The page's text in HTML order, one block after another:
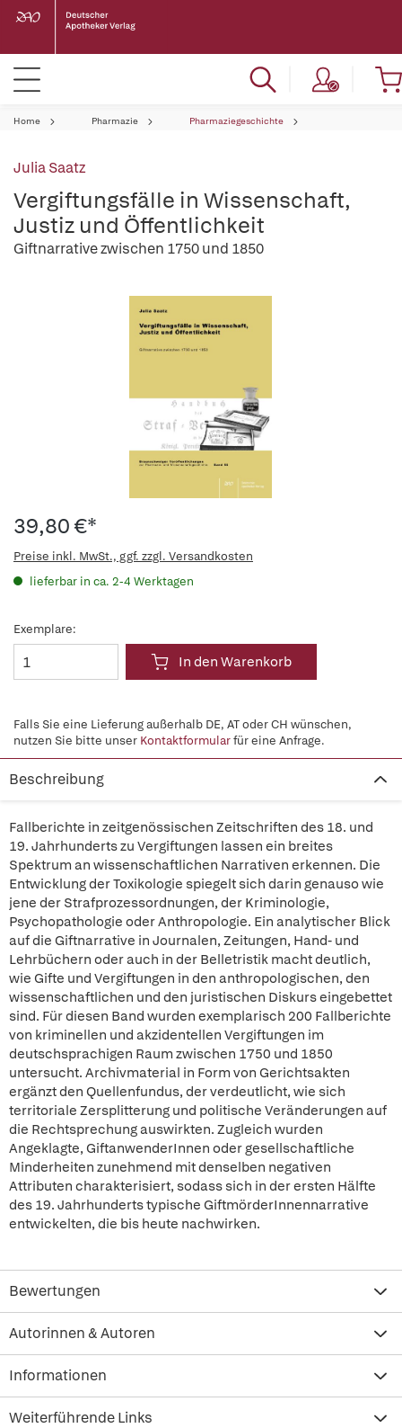
Home Pharmazie Pharmaziegeschichte
Julia Saatz
Vergiftungsfälle in Wissenschaft,
Justiz und Öffentlichkeit
Giftnarrative zwischen 1750 und 1850
39,80 €*
Preise inkl. MwSt., ggf. zzgl. Versandkosten
lieferbar in ca. 2-4 Werktagen
Exemplare:
In den Warenkorb
Falls Sie eine Lieferung außerhalb DE, AT oder CH wünschen,
nutzen Sie bitte unser Kontaktformularfür eine Anfrage.
Beschreibung
Fallberichte in zeitgenössischen Zeitschriften des 18. und
19. Jahrhunderts zu Vergiftungen lassen ein breites
Spektrum an wissenschaftlichen Narrativen erkennen. Die
Entwicklung der Toxikologie spiegelt sich darin genauso wie
jene der Strafprozessordnungen, der Kriminologie,
Psychopathologie oder Anthropologie. Ein analytischer Blick
auf die Giftnarrative in Journalen, Zeitungen, Hand- und
Lehrbüchern oder auch in der Belletristik macht deutlich,
wie Gifte und Vergiftungen in den anthropologischen, den
wissenschaftlichen und den juristischen Diskurs eingebettet
sind. Für diesen Band wurden exemplarisch 200 Fallberichte
von kriminellen und akzidentellen Vergiftungen im
deutschsprachigen Raum zwischen 1750 und 1850
untersucht. Archivmaterial in Form von Gerichtsakten
ergänzt den Quellenfundus, der verdeutlicht, wie sich
territoriale Zersplitterung und politische Veränderungen auf
die Rechtsprechung auswirkten. Zugleich wurden
Angeklagte, GiftanwenderInnen oder gesellschaftliche
Minderheiten zunehmend mit denselben negativen
Attributen charakterisiert, sodass sich in der ersten Hälfte
des 19. Jahrhunderts typische GiftmörderInnennarrative
entwickelten, die bis heute nachwirken.
Bewertungen
Autorinnen & Autoren
Informationen
Weiterführende Links